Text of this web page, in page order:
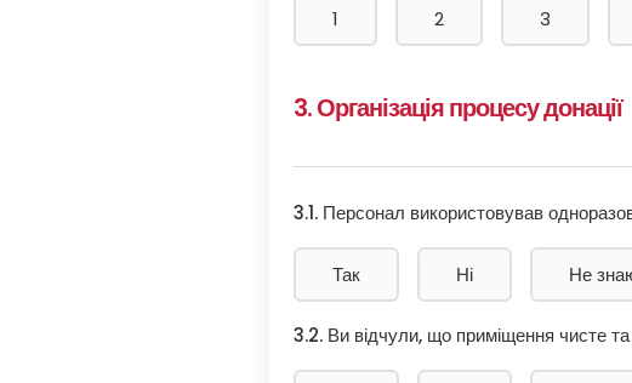
1 2 3
3. Організація процесу донації
3.1. Персонал використовував
Так Ні Не
3.2. Ви відчули, що приміщення чисте